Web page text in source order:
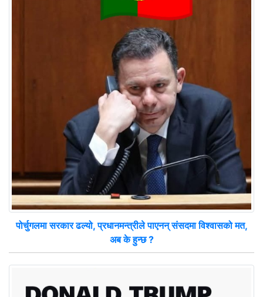
पोर्चुगलमा सरकार ढल्यो, प्रधानमन्त्रीले पाएनन् संसदमा विश्वासको मत,
अब के हुन्छ ?